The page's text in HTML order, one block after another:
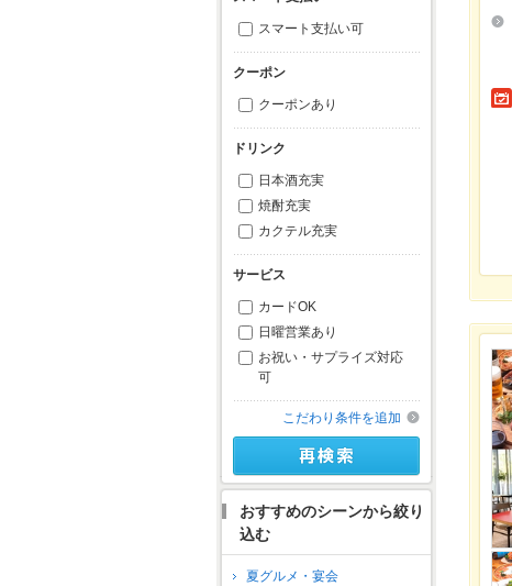
スマート支払い可
クーポン
クーポンあり
ドリンク
日本酒充実
焼酎充実
カクテル充実
サービス
カードOK
日曜営業あり
お祝い・サプライズ対応
可
こだわり条件を追加
おすすめのシーンから絞り
込む
夏グルメ・宴会